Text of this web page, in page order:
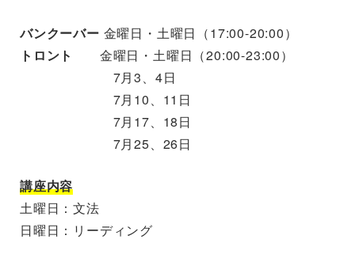
バンクーバー 金曜日・土曜日（17:00-20:00）
トロント
金曜日・土曜日（20:00-23:00）
7月3、4日
7月10、11日
7月17、18日
7月25、26日
講座内容
土曜日：文法
日曜日：リーディング